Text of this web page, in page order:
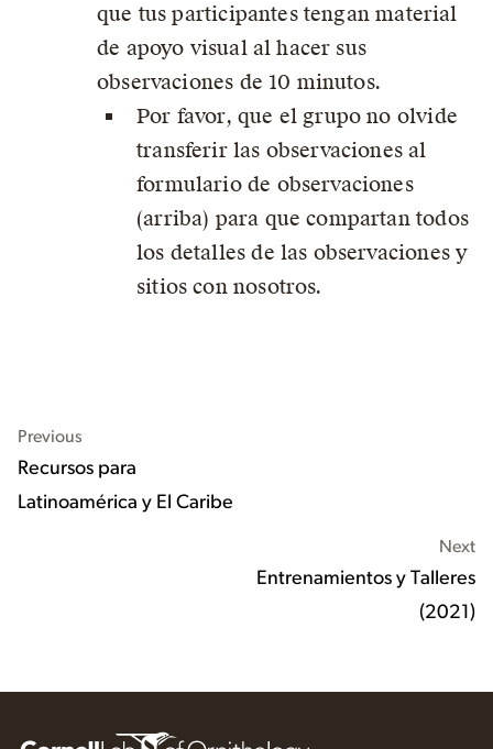
que tus participantes tengan material
de apoyo visual al hacer sus
observaciones de 10 minutos.
Por favor, que el grupo no olvide
transferir las observaciones al
formulario de observaciones
(arriba) para que compartan todos
los detalles de las observaciones y
sitios con nosotros.
Previous
Recursos para
Latinoamérica y El Caribe
Next
Entrenamientos y Talleres
(2021)